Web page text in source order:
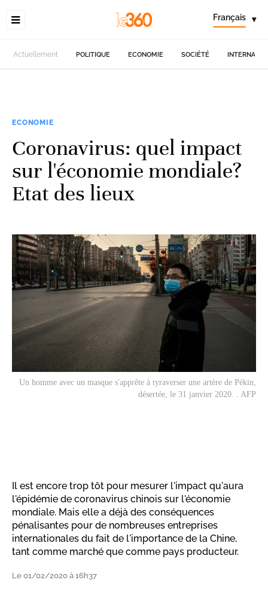
Français ▾
Actuellement POLITIQUE ECONOMIE SOCIÉTÉ
ECONOMIE
Coronavirus: quel impact
sur l'économie mondiale?
Etat des lieux
Un homme avec un masque s'apprête à tyraverser une artère de Pékin,
désertée, le 31 janvier 2020. . AFP
Il est encore trop tôt pour mesurer l'impact qu'aura
l'épidémie de coronavirus chinois sur l'économie
mondiale. Mais elle a déjà des conséquences
pénalisantes pour de nombreuses entreprises
internationales du fait de l'importance de la Chine,
tant comme marché que comme pays producteur.
Le 01/02/2020 à 16h37